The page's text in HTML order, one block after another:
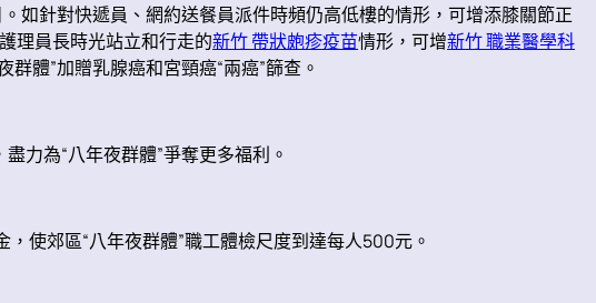
針對快遞員、網約送餐員派件時頻仍高低樓的情形，可增添膝關節正
理員長時光站立和行走的新竹 帶狀皰疹疫苗情形，可增新竹 職業醫學科
體”加贈乳腺癌和宮頸癌“兩癌”篩查。
力為“八年夜群體”爭奪更多福利。
使郊區“八年夜群體”職工體檢尺度到達每人500元。